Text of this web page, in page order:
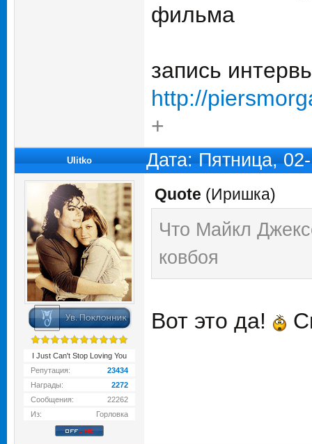
фильма
запись
http://
+
Ulitko Дата: Пятница,
I Just Can't Stop Loving You
Репутация:
23434
Награды:
2272
Сообщения:
22262
Из:
Горловка
Quote (Иришка)
Что Майкл
ковбоя
Вот это да!